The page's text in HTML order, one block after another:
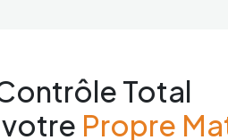
Total
Propre